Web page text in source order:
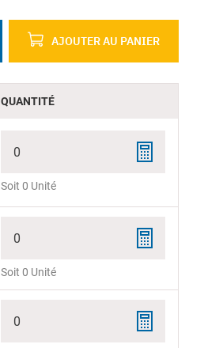
AJOUTER AU PANIER
QUANTITÉ
0
Soit 0 Unité
0
Soit 0 Unité
0